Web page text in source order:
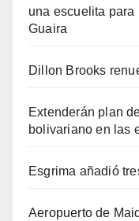
una escuelita
Guaira
Dillon Brooks
Extenderán plan
bolivariano en las
Esgrima añadió
Aeropuerto de